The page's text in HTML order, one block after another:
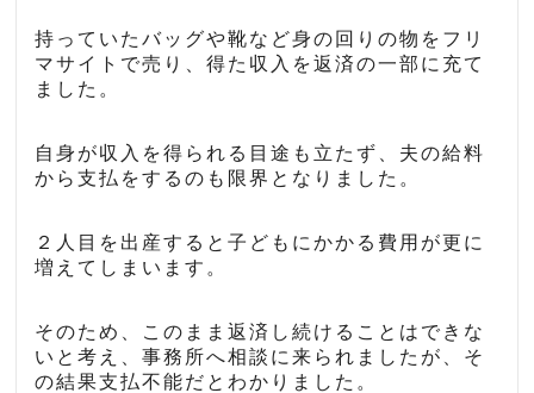
持っていたバッグや靴など身の回りの物をフリ
マサイトで売り、得た収入を返済の一部に充て
ました。
自身が収入を得られる目途も立たず、夫の給料
から支払をするのも限界となりました。
２人目を出産すると子どもにかかる費用が更に
増えてしまいます。
そのため、このまま返済し続けることはできな
いと考え、事務所へ相談に来られましたが、そ
の結果支払不能だとわかりました。